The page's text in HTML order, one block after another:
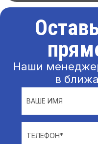
Наши
в
ВАШЕ ИМЯ
ТЕЛЕФОН*